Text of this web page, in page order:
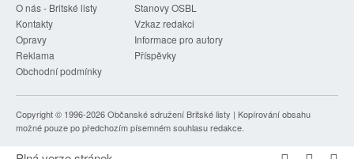
O nás - Britské listy
Stanovy OSBL
Kontakty
Vzkaz redakci
Opravy
Informace pro autory
Reklama
Příspěvky
Obchodní podmínky
Copyright © 1996-2026Občanské sdružení Britské listy | Kopírování obsahu
možné pouze po předchozím písemném souhlasu redakce.